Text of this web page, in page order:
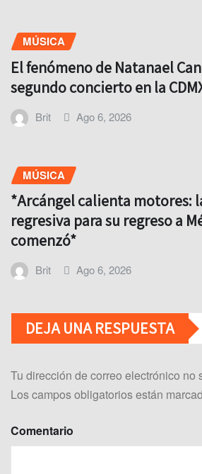
MÚSICA
El fenómeno de Natanael
segundo concierto en la
Brit Ago 6, 2026
MÚSICA
*Arcángel calienta motores:
regresiva para su regreso a
comenzó*
Brit Ago 6, 2026
DEJA UNA RESPUESTA
Tu dirección de correo electrónico no
Los campos obligatorios están
Comentario